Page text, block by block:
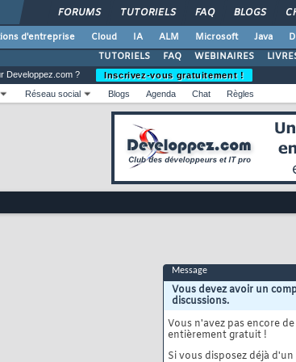
FORUMS TUTORIELS FAQ BLOGS
d'entreprise Cloud IA ALM Microsoft Java
TUTORIELS
FAQ WEBINAIRES
Developpez.com ?
Inscrivez-vous gratuitement !
Réseau social Blogs Agenda Chat Règles
Message
Vous devez avoir un
discussions.
Vous n'avez pas encore
entièrement gratuit !
Si vous disposez déjà